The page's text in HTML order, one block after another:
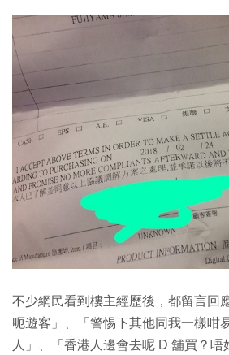
不少網民看到樓主經歷後，都留言回
呃遊客」、「警惕下其他同我一樣咁
人」、「香港人邊會去呢 D 舖買？唔